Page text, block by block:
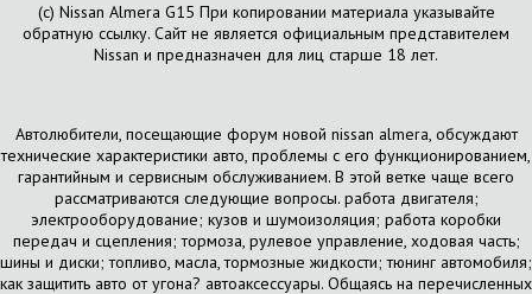
(с) Nissan Almera G15 При копировании материала указывайте
обратную ссылку. Сайт не является официальным представителем
Nissan и предназначен для лиц старше 18 лет.
Автолюбители, посещающие форум новой nissan almera, обсуждают
технические характеристики авто, проблемы с его функционированием,
гарантийным и сервисным обслуживанием. В этой ветке чаще всего
рассматриваются следующие вопросы. работа двигателя;
электрооборудование; кузов и шумоизоляция; работа коробки
передач и сцепления; тормоза, рулевое управление, ходовая часть;
шины и диски; топливо, масла, тормозные жидкости; тюнинг автомобиля;
как защитить авто от угона? автоаксессуары. Общаясь на перечисленных